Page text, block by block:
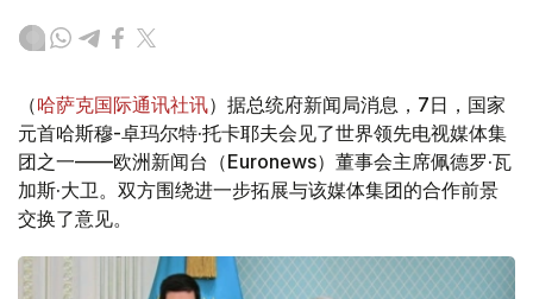
（哈萨克国际通讯社讯）据总统府新闻局消息，7日，国家
元首哈斯穆-卓玛尔特·托卡耶夫会见了世界领先电视媒体集
团之一——欧洲新闻台（Euronews）董事会主席佩德罗·瓦
加斯·大卫。双方围绕进一步拓展与该媒体集团的合作前景
交换了意见。